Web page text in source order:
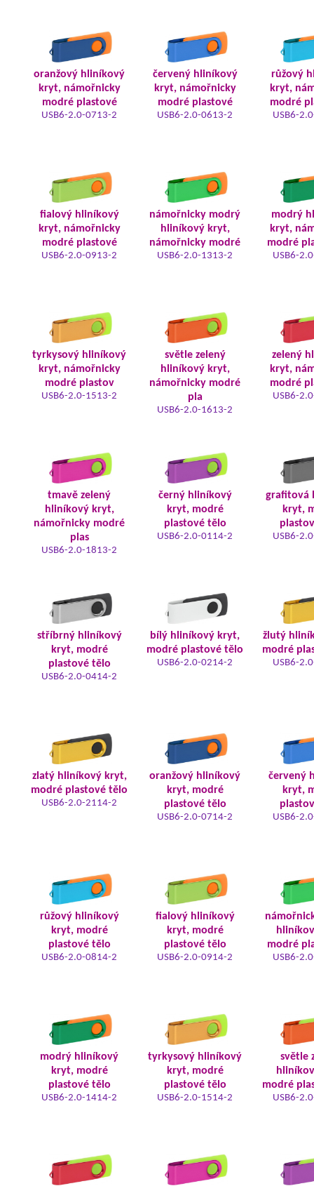
oranžový hliníkový
kryt, námořnicky
modré plastové
USB6-2.0-0713-2
červený hliníkový
kryt, námořnicky
modré plastové
USB6-2.0-0613-2
růžový
kryt,
modré
USB6-
fialový hliníkový
kryt, námořnicky
modré plastové
USB6-2.0-0913-2
námořnicky modrý
hliníkový kryt,
námořnicky modré
USB6-2.0-1313-2
modrý
kryt,
modré
USB6-
tyrkysový hliníkový
kryt, námořnicky
modré plastov
USB6-2.0-1513-2
světle zelený
hliníkový kryt,
námořnicky modré
pla
USB6-2.0-1613-2
zelený
kryt,
modré
USB6-
tmavě zelený
hliníkový kryt,
námořnicky modré
plas
USB6-2.0-1813-2
černý hliníkový
kryt, modré
plastové tělo
USB6-2.0-0114-2
grafitová
kryt,
USB6-
stříbrný hliníkový
kryt, modré
plastové tělo
USB6-2.0-0414-2
bílý hliníkový kryt,
modré plastové tělo
USB6-2.0-0214-2
žlutý
modré
USB6-
zlatý hliníkový kryt,
modré plastové tělo
USB6-2.0-2114-2
oranžový hliníkový
kryt, modré
plastové tělo
USB6-2.0-0714-2
červený
kryt,
USB6-
růžový hliníkový
kryt, modré
plastové tělo
USB6-2.0-0814-2
fialový hliníkový
kryt, modré
plastové tělo
USB6-2.0-0914-2
modré
USB6-
modrý hliníkový
kryt, modré
plastové tělo
USB6-2.0-1414-2
tyrkysový hliníkový
kryt, modré
plastové tělo
USB6-2.0-1514-2
světle
modré
USB6-